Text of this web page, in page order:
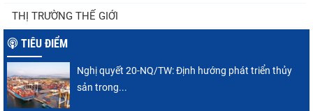
Thuế Mục 301 và bài toán thích ứng của
tôm Việt tại thị...
Xuất khẩu cá tra sang CPTPP: Mở rộng cơ
THỊ TRƯỜNG THẾ GIỚI
TIÊU ĐIỂM
Nghị quyết 20-NQ/TW: Định hướng phát triển thủy
sản trong...